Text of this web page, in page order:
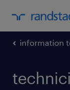
information